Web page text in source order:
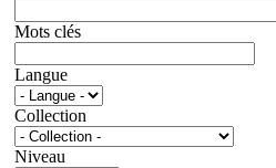
Mots clés
Langue
Collection
Niveau